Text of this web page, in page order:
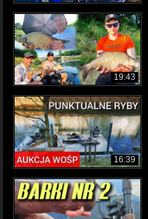
19:43
16:39